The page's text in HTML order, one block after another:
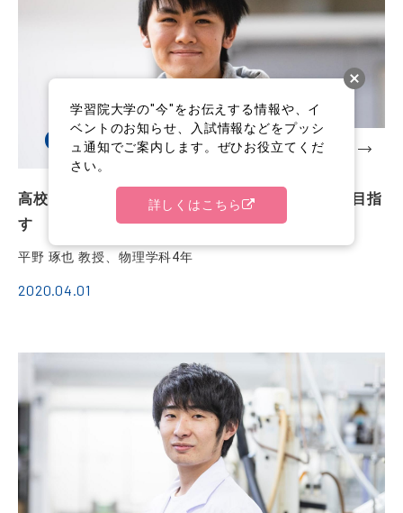
ゼミ紹介 理学部 在学生 教職員
高校の頃から関心のあった研究室で未来の通信を目指
す
平野 琢也 教授、物理学科4年
2020.04.01
学習院大学の"今"をお伝えする情報や、イ
ベントのお知らせ、入試情報などをプッシ
ュ通知でご案内します。ぜひお役立てくだ
さい。
詳しくはこちら